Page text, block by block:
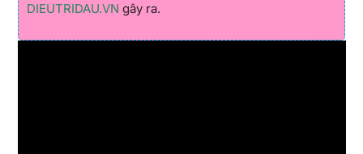
DIEUTRIDAU.VN gây ra.